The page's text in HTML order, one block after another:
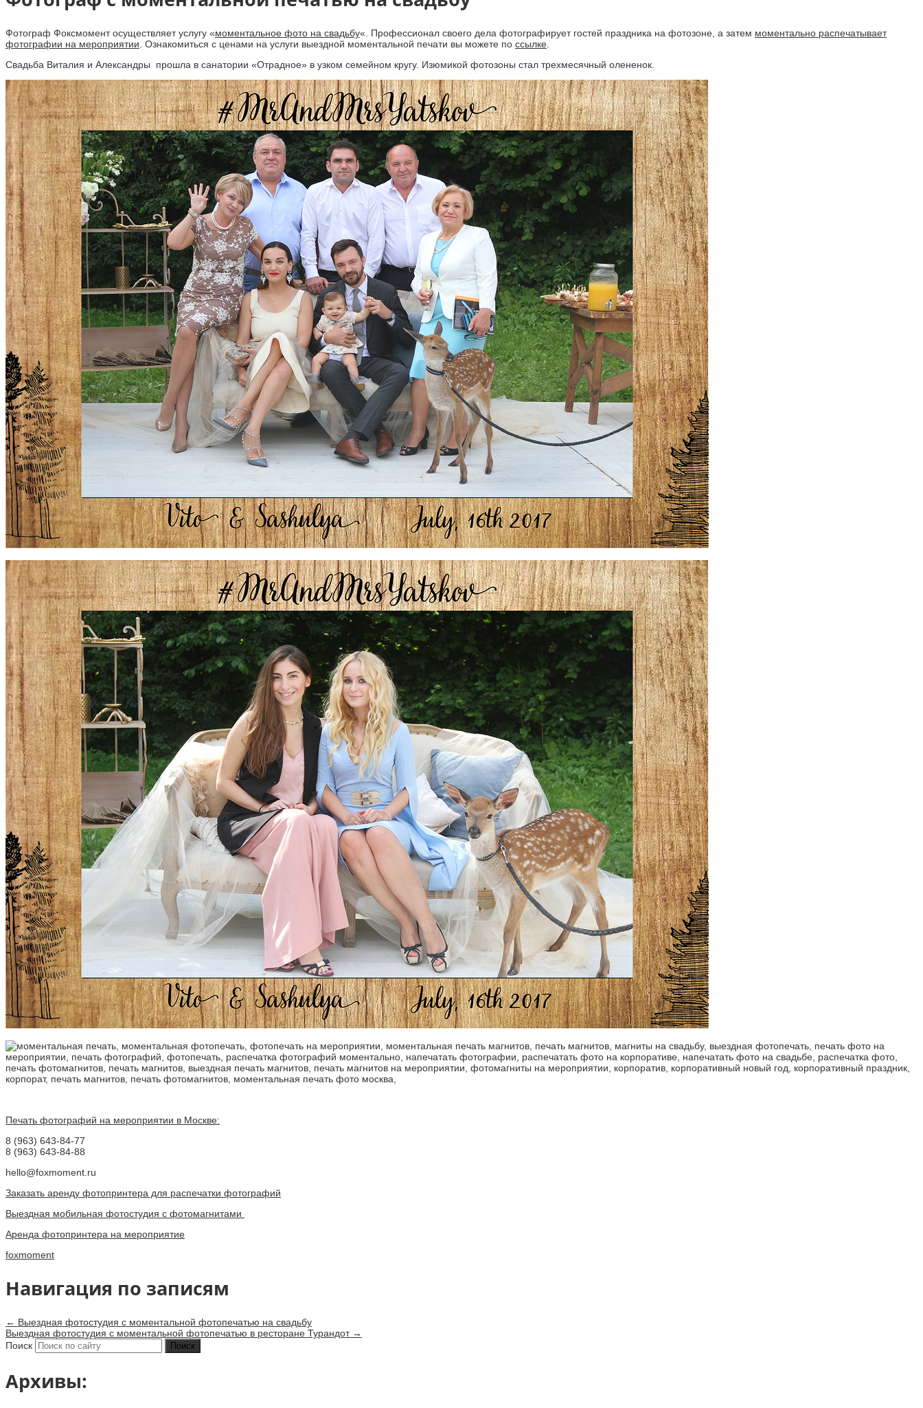
Фотограф Фоксмомент осуществляет услугу «моментальное фото на свадьбу«. Профессионал своего дела фотографирует гостей праздника на фотозоне, а затем моментально распечатывает
фотографии на мероприятии . Ознакомиться с ценами на услуги выездной моментальной печати вы можете по ссылке
Свадьба Виталия и Александры прошла в санатории «Отрадное» в узком семейном кругу. Изюмикой фотозоны стал трехмесячный олененок.
Печать фотографий на мероприятии в Москве:
8 (963) 643-84-77
8 (963) 643-84-88
hello@foxmoment.ru
Заказать аренду фотопринтера для распечатки фотографий
Выездная мобильная фотостудия с фотомагнитами
Аренда фотопринтера на мероприятие
foxmoment
Навигация по записям
← Выездная фотостудия с моментальной фотопечатью на свадьбу
Выездная фотостудия с моментальной фотопечатью в ресторане Турандот →
Поиск
Архивы: